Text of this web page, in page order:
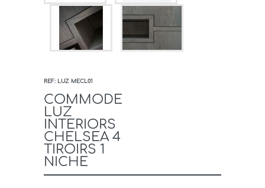
REF: LUZ MECL01
COMMODE
LUZ
INTERIORS
CHELSEA 4
TIROIRS 1
NICHE